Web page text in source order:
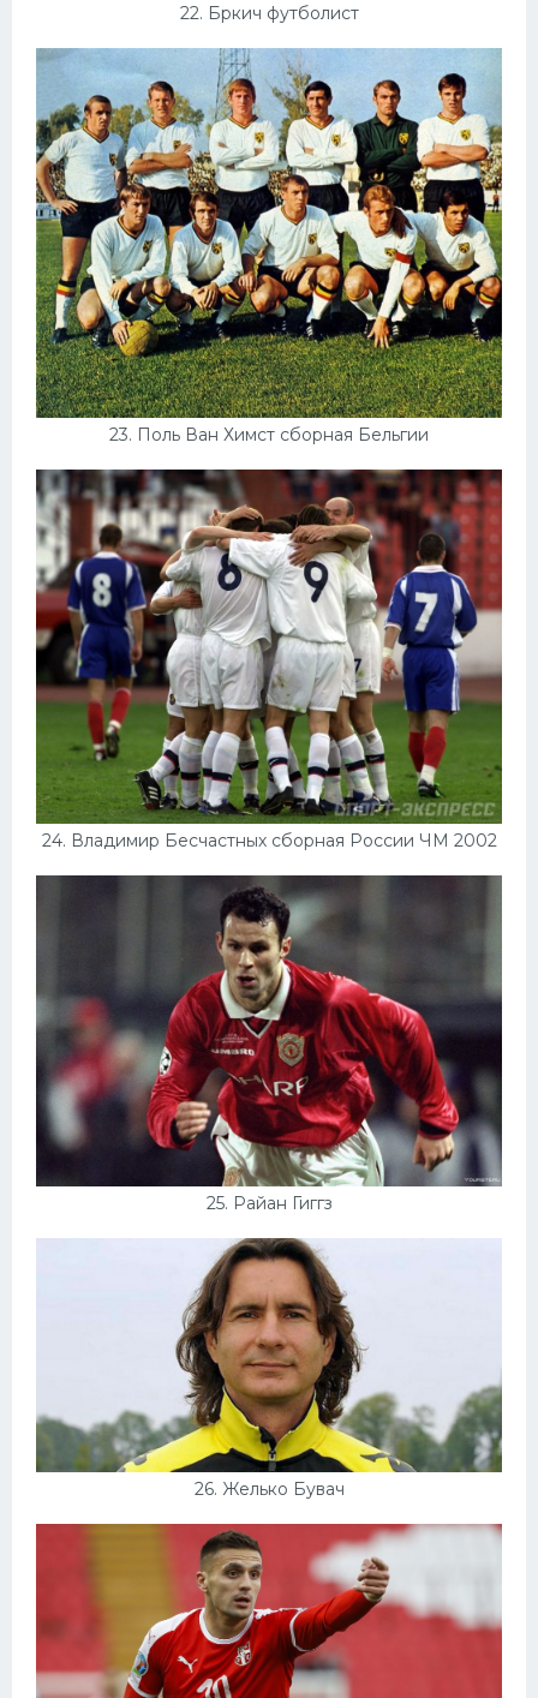
22. Бркич футболист
23. Поль Ван Химст сборная Бельгии
24. Владимир Бесчастных сборная России ЧМ 2002
25. Райан Гиггз
26. Желько Бувач